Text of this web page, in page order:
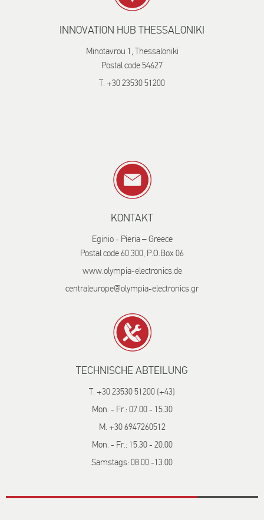
INNOVATION HUB THESSALONIKI
Minotavrou 1, Thessaloniki
Postal code 54627
T. +30 23530 51200
KONTAKT
Eginio - Pieria – Greece
Postal code 60 300, P.O.Box 06
www.olympia-electronics.de
centraleurope@olympia-electronics.gr
TECHNISCHE ABTEILUNG
T. +30 23530 51200 (+43)
Mon. - Fr.: 07.00 - 15.30
M. +30 6947260512
Mon. - Fr.: 15.30 - 20.00
Samstags: 08.00 -13.00